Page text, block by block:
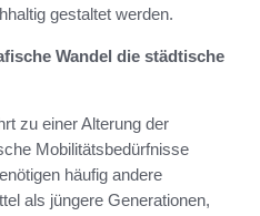
gestaltet werden.
Wandel die städtische
zu einer Alterung der
Mobilitätsbedürfnisse
häufig andere
als jüngere Generationen,